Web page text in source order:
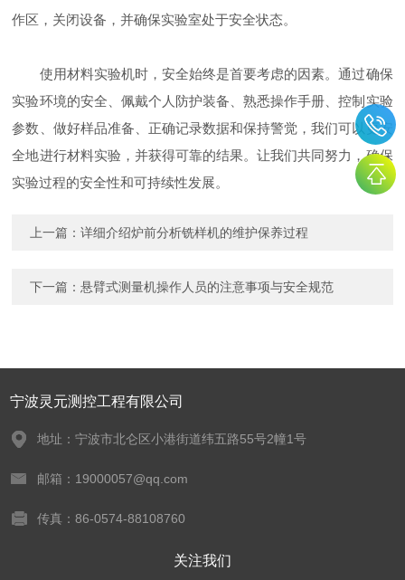
作区，关闭设备，并确保实验室处于安全状态。
使用材料实验机时，安全始终是首要考虑的因素。通过确保
实验环境的安全、佩戴个人防护装备、熟悉操作手册、控制实验
参数、做好样品准备、正确记录数据和保持警觉，我们可以更安
全地进行材料实验，并获得可靠的结果。让我们共同努力，确保
实验过程的安全性和可持续性发展。
上一篇：详细介绍炉前分析铣样机的维护保养过程
下一篇：悬臂式测量机操作人员的注意事项与安全规范
宁波灵元测控工程有限公司
地址：宁波市北仑区小港街道纬五路55号2幢1号
邮箱：19000057@qq.com
传真：86-0574-88108760
关注我们